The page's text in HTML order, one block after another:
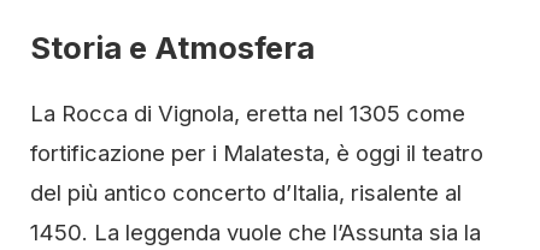
Storia e Atmosfera
La Rocca di Vignola, eretta nel 1305 come
fortificazione per i Malatesta, è oggi il teatro
del più antico concerto d’Italia, risalente al
1450. La leggenda vuole che l’Assunta sia la